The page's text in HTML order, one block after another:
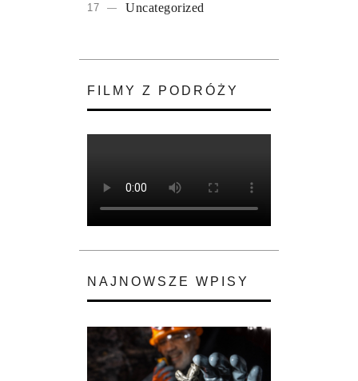
Uncategorized
FILMY Z PODRÓŻY
NAJNOWSZE WPISY